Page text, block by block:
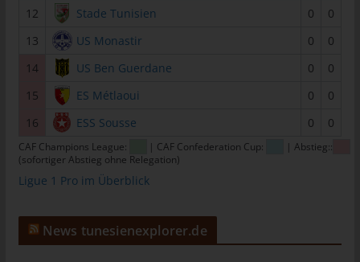
12
Stade Tunisien 0
0
13
US Monastir 0
0
14
US Ben Guerdane 0
0
15
ES Métlaoui 0
0
16
ESS Sousse 0 0
CAF Champions League: | CAF Confederation Cup:
| Abstieg::
(sofortiger Abstieg ohne Relegation)
Ligue 1 Pro im Überblick
News tunesienexplorer.de
tunesienfussball.de
Uwe Wassenberg
Rue 2 Mars
4022 Akouda - Tunesien
Telefon: +216 216 16 616
E-Mail:
Cookies
Textdateien, welche über einen Internetbrowser auf einem
Computersystem abgelegt und gespeichert werden.